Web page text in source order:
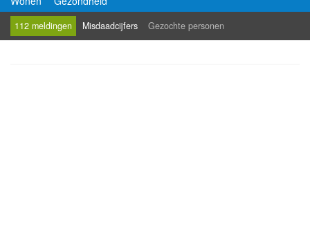
112 meldingen Misdaadcijfers Gezochte personen